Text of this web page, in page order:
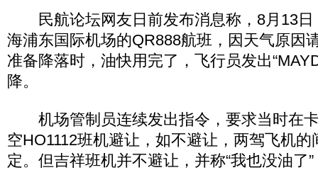
民航论坛网友日前发布消息称，8月13日
海浦东国际机场的QR888航班，因天气原因
准备降落时，油快用完了，飞行员发出
降。
机场管制员连续发出指令，要求当时在
空HO1112班机避让，如不避让，两驾飞机
定。但吉祥班机并不避让，并称“我也没油了”